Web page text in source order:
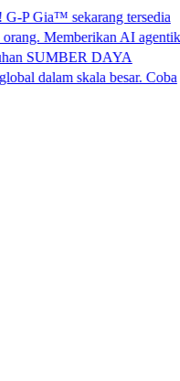
Gia™ sekarang tersedia
Memberikan AI agentik
SUMBER DAYA
skala besar. Coba